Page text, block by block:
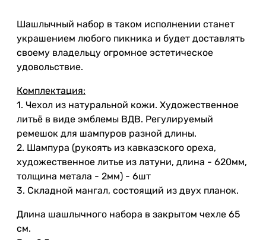
Шашлычный набор в таком исполнении станет
украшением любого пикника и будет доставлять
своему владельцу огромное эстетическое
удовольствие.
Комплектация:
1. Чехол из натуральной кожи. Художественное
литьё в виде эмблемы ВДВ. Регулируемый
ремешок для шампуров разной длины.
2. Шампура (рукоять из кавказского ореха,
художественное литье из латуни, длина - 620мм,
толщина метала - 2мм) - 6шт
3. Складной мангал, состоящий из двух планок.
Длина шашлычного набора в закрытом чехле 65
см.